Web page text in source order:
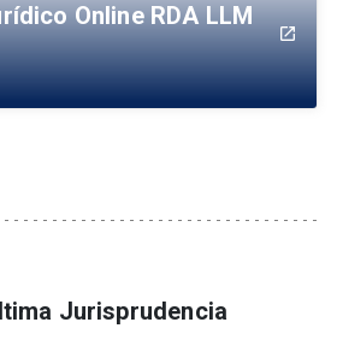
Online RDA LLM
launch
Jurisprudencia